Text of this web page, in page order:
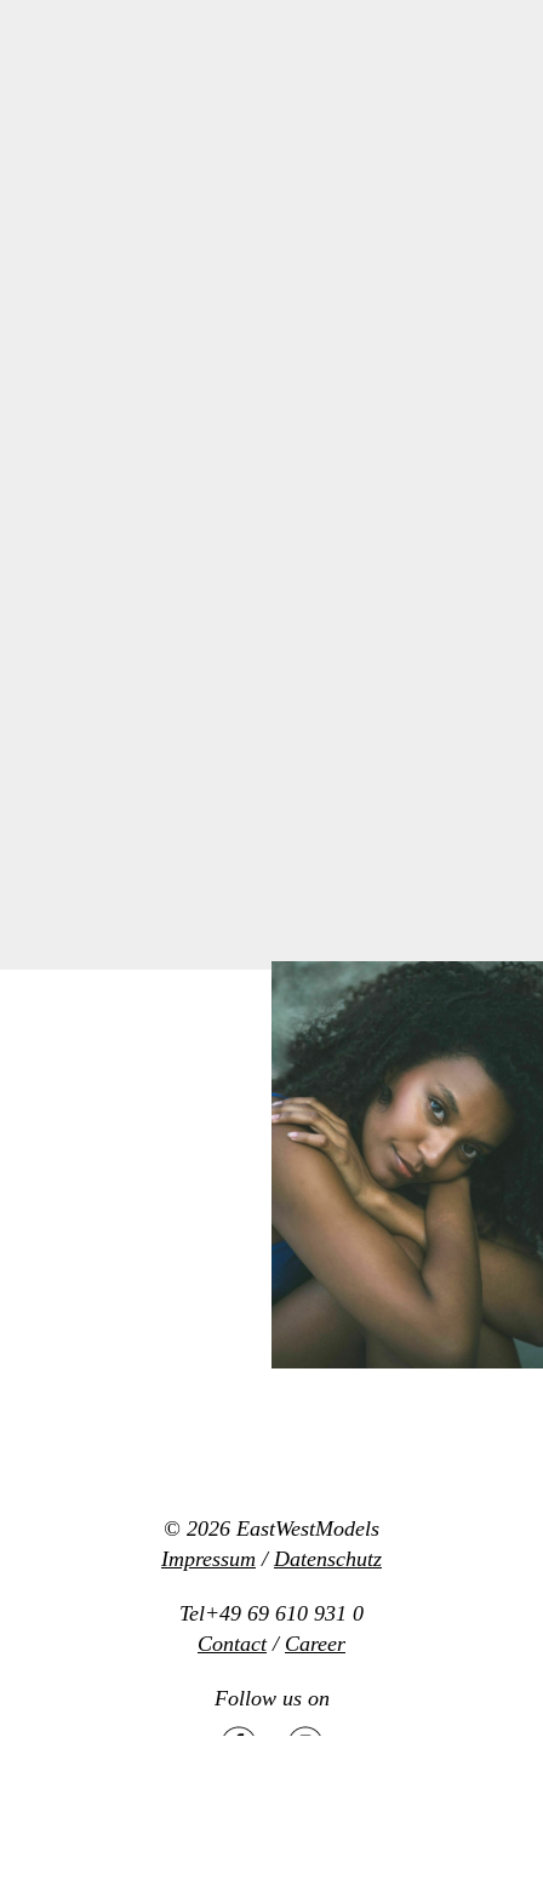
© 2026 EastWestModels
Impressum /Datenschutz
Tel+49 69 610 931 0
Contact/ Career
Follow us on